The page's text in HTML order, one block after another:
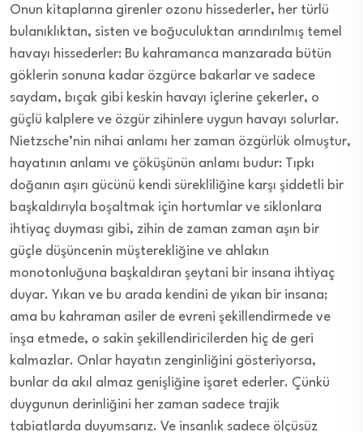
Onun kitaplarına girenler ozonu hissederler, her türlü
bulanıklıktan, sisten ve boğuculuktan arındırılmış temel
havayı hissederler: Bu kahramanca manzarada bütün
göklerin sonuna kadar özgürce bakarlar ve sadece
saydam, bıçak gibi keskin havayı içlerine çekerler, o
güçlü kalplere ve özgür zihinlere uygun havayı solurlar.
Nietzsche’nin nihai anlamı her zaman özgürlük olmuştur,
hayatının anlamı ve çöküşünün anlamı budur: Tıpkı
doğanın aşırı gücünü kendi sürekliliğine karşı şiddetli bir
başkaldırıyla boşaltmak için hortumlar ve siklonlara
ihtiyaç duyması gibi, zihin de zaman zaman aşın bir
güçle düşüncenin müşterekliğine ve ahlakın
monotonluğuna başkaldıran şeytani bir insana ihtiyaç
duyar. Yıkan ve bu arada kendini de yıkan bir insana;
ama bu kahraman asiler de evreni şekillendirmede ve
inşa etmede, o sakin şekillendiricilerden hiç de geri
kalmazlar. Onlar hayatın zenginliğini gösteriyorsa,
bunlar da akıl almaz genişliğine işaret ederler. Çünkü
duygunun derinliğini her zaman sadece trajik
tabiatlarda duyumsarız. Ve insanlık sadece ölçüsüz